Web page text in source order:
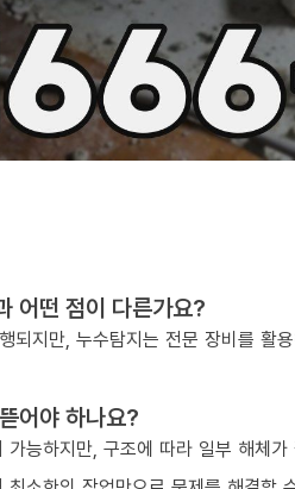
어떤 점이 다른가요?
되지만, 누수탐지는 전문 장비를 활
어야 하나요?
능하지만, 구조에 따라 일부 해체